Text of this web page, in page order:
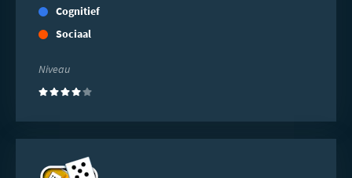
Cognitief
Sociaal
Niveau
(4)
meer